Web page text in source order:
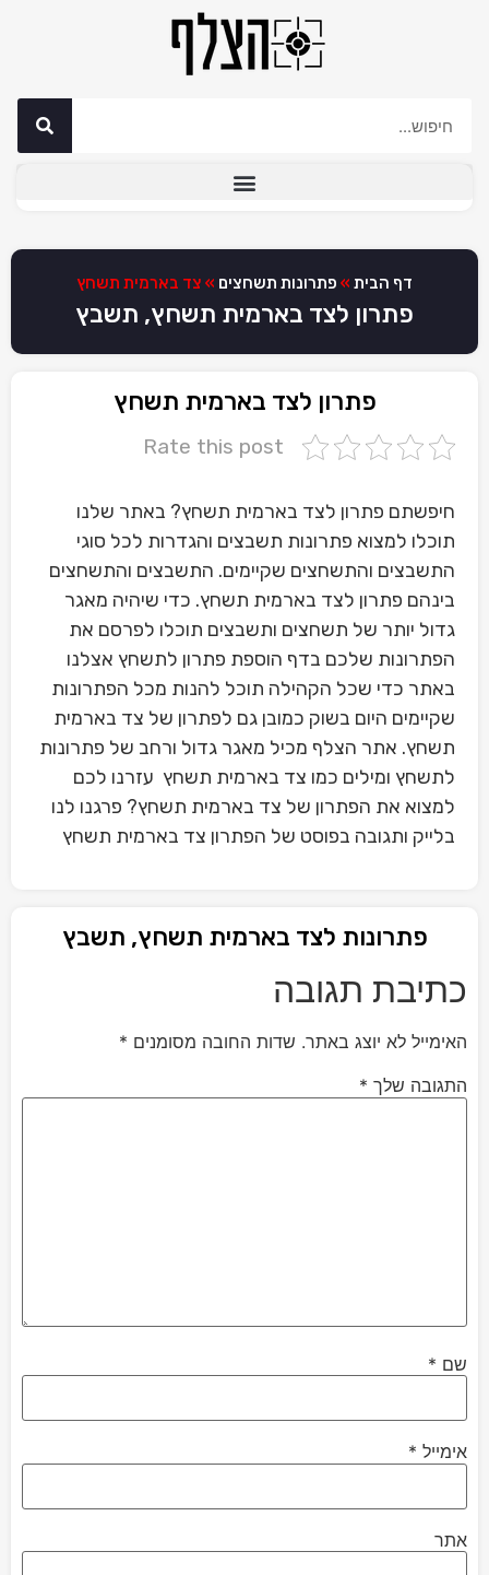
דף הבית » פתרונות תשחצים » צד בארמית תשחץ
פתרון לצד בארמית תשחץ, תשבץ
פתרון לצד בארמית תשחץ
Rate this post
חיפשתם פתרון לצד בארמית תשחץ? באתר שלנו
תוכלו למצוא פתרונות תשבצים והגדרות לכל סוגי
התשבצים והתשחצים שקיימים. התשבצים והתשחצים
בינהם פתרון לצד בארמית תשחץ. כדי שיהיה מאגר
גדול יותר של תשחצים ותשבצים תוכלו לפרסם את
הפתרונות שלכם בדף הוספת פתרון לתשחץ אצלנו
באתר כדי שכל הקהילה תוכל להנות מכל הפתרונות
שקיימים היום בשוק כמובן גם לפתרון של צד בארמית
תשחץ. אתר הצלף מכיל מאגר גדול ורחב של פתרונות
לתשחץ ומילים כמו צד בארמית תשחץ עזרנו לכם
למצוא את הפתרון של צד בארמית תשחץ? פרגנו לנו
בלייק ותגובה בפוסט של הפתרון צד בארמית תשחץ
פתרונות לצד בארמית תשחץ, תשבץ
כתיבת תגובה
האימייל לא יוצג באתר. שדות החובה מסומנים *
התגובה שלך *
שם *
אימייל *
אתר